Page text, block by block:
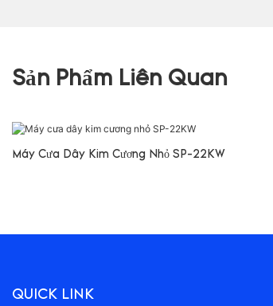
Sản Phẩm Liên Quan
Máy Cưa Dây Kim Cương Nhỏ SP-22KW
QUICK LINK